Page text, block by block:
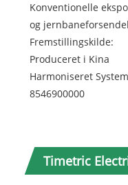
Konventionelle
og
Fremstillingskilde:
Produceret i Kina
Harmoniseret
8546900000
Timetric